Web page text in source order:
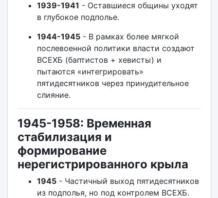
1939-1941 - Оставшиеся общины уходят
в глубокое подполье.
1944-1945- В рамках более мягкой
послевоенной политики власти создают
ВСЕХБ (баптистов + хевисты) и
пытаются «интегрировать»
пятидесятников через принудительное
слияние.
1945-1958: Временная
стабилизация и
формирование
нерегистрированного крыла
1945- Частичный выход пятидесятников
из подполья, но под контролем ВСЕХБ.